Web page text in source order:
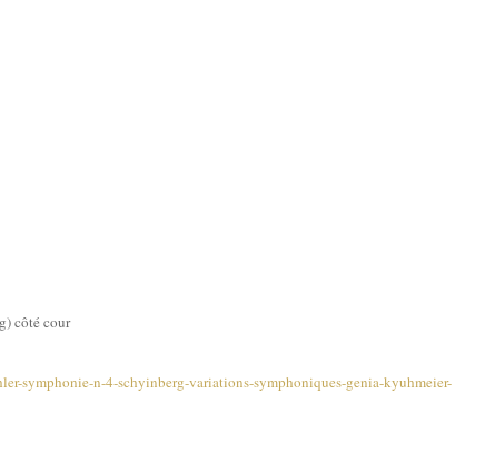
côté cour
symphonie-n-4-schyinberg-variations-symphoniques-genia-kyuhmeier-